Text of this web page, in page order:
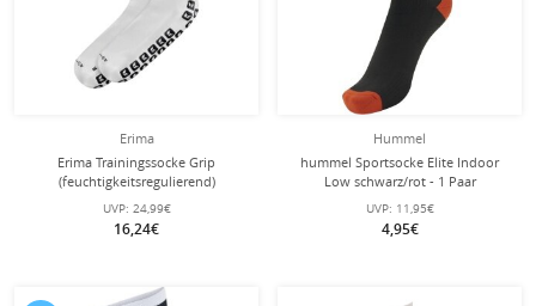
Erima
Erima Trainingssocke Grip
(feuchtigkeitsregulierend)
weiss/schwarz- 1 Paar
UVP: 24,99€
16,24€
Hummel
hummel Sportsocke Elite Indoor
Low schwarz/rot - 1 Paar
UVP: 11,95€
4,95€